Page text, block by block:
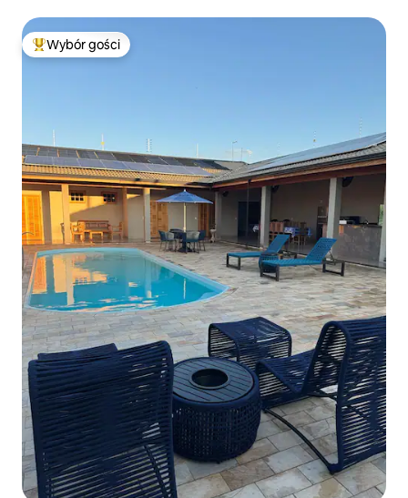
Najpopularniejsze z kategorii Wybór gości
Wybór gości